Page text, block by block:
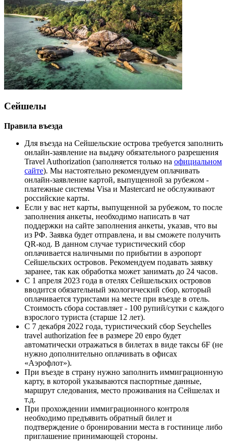
Сейшелы
Правила въезда
Для въезда на Сейшельские острова требуется заполнить
онлайн-заявление на выдачу обязательного разрешения
Travel Authorization (заполняется только на официальном
сайте). Мы настоятельно рекомендуем оплачивать
онлайн-заявление картой, выпущенной за рубежом -
платежные системы Visa и Mastercard не обслуживают
российские карты.
Если у вас нет карты, выпущенной за рубежом, то после
заполнения анкеты, необходимо написать в чат
поддержки на сайте заполнения анкеты, указав, что вы
из РФ. Заявка будет отправлена, и вы сможете получить
QR-код. В данном случае туристический сбор
оплачивается наличными по прибытии в аэропорт
Сейшельских островов. Рекомендуем подавать заявку
заранее, так как обработка может занимать до 24 часов.
С 1 апреля 2023 года в отелях Сейшельских островов
вводится обязательный экологический сбор, который
оплачивается туристами на месте при въезде в отель.
Стоимость сбора составляет - 100 рупий/сутки с каждого
взрослого туриста (старше 12 лет).
С 7 декабря 2022 года, туристический сбор Seychelles
travel authorization fee в размере 20 евро будет
автоматически отражаться в билетах в виде таксы 6F (не
нужно дополнительно оплачивать в офисах
«Аэрофлот»).
При въезде в страну нужно заполнить иммиграционную
карту, в которой указываются паспортные данные,
маршрут следования, место проживания на Сейшелах и
т.д.
При прохождении иммиграционного контроля
необходимо предъявить обратный билет и
подтверждение о бронировании места в гостинице либо
приглашение принимающей стороны.